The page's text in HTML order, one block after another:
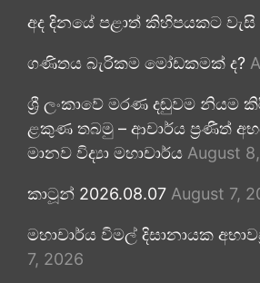
අද දිනයේ පළාත් කිහිපයකට වැසි
ගණිතය බැරිකම මෝඩකමක් ද?
ශ්‍රී ලංකාවේ මරණ දඬුවම නියම
ළකුණ තබමු – ආචාර්ය ප්‍රණීත්
මානව විද්‍යා මහාචාර්ය August
කාටූන් 2026.08.07 August 7,
මහාචාර්ය විමල් දිසානායක
7, 2026